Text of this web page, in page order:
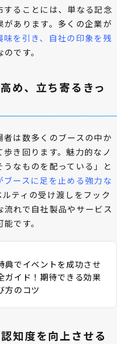
ることには、単なる記念
あります。多くの企業が
味を引き、自社の印象を残
のです。
め、立ち寄るきっ
は数多くのブースの中か
き回ります。魅力的なノ
なものを配っている」と
ースに足を止める強力な
ティの受け渡しをフック
れで自社製品やサービス
です。
典でイベントを成功させ
ガイド！期待できる効果
方のコツ
知度を向上させる